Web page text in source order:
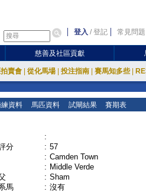
登入 /登記 常見問題
慈善及社區貢獻
賣會 從化馬場 投注指南 賽馬知多些
資料 馬匹資料 試閘結果 賽期表
:
分
: 57
: Camden Town
: Middle Verde
: Sham
馬
: 沒有